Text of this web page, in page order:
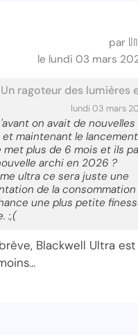
par
le lundi 03 mars
Un ragoteur des lumières
lundi 03 mars
on avait de
et maintenant le
met plus de 6 mois et ils
archi en 2026 ?
ultra ce sera juste une
de la
une plus petite
:,(
Blackwell Ultra